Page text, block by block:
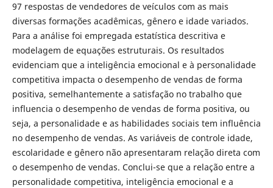
97 respostas de vendedores de veículos com as mais
diversas formações acadêmicas, gênero e idade variados.
Para a análise foi empregada estatística descritiva e
modelagem de equações estruturais. Os resultados
evidenciam que a inteligência emocional e à personalidade
competitiva impacta o desempenho de vendas de forma
positiva, semelhantemente a satisfação no trabalho que
influencia o desempenho de vendas de forma positiva, ou
seja, a personalidade e as habilidades sociais tem influência
no desempenho de vendas. As variáveis de controle idade,
escolaridade e gênero não apresentaram relação direta com
o desempenho de vendas. Conclui-se que a relação entre a
personalidade competitiva, inteligência emocional e a